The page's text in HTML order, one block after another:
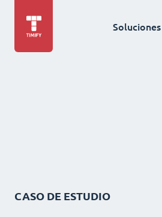
Soluciones
CASO DE ESTUDIO